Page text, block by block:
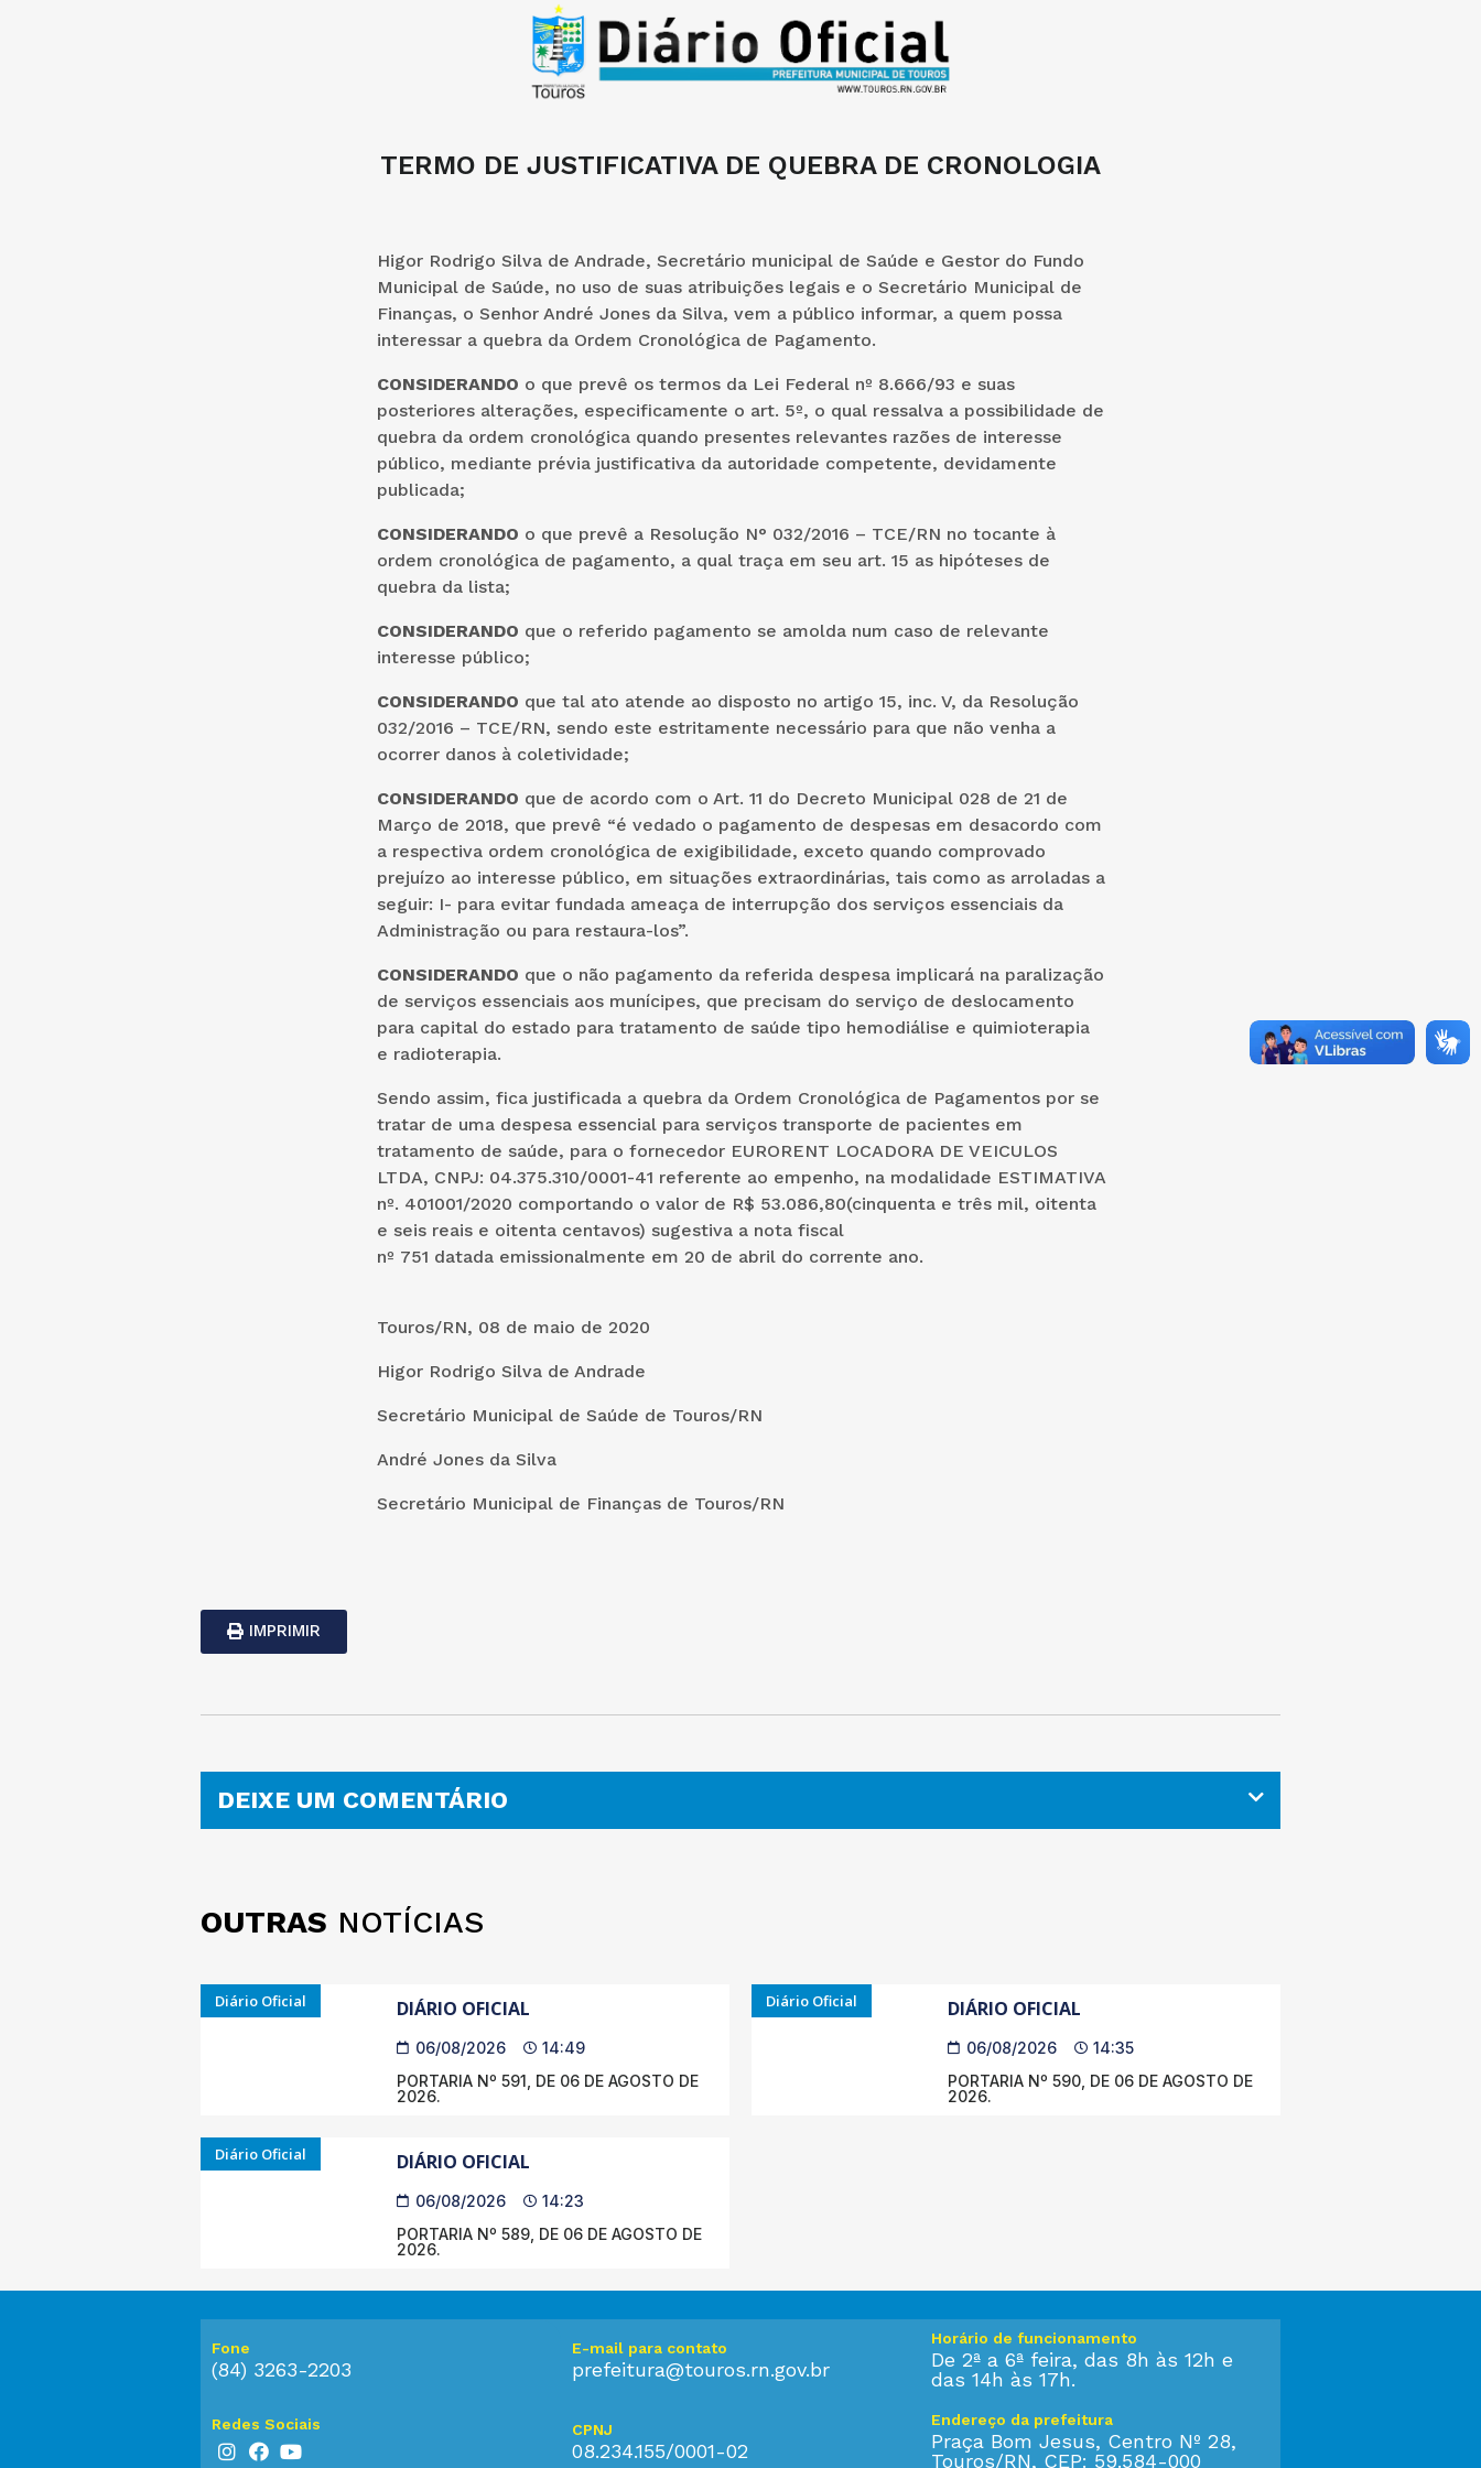
TERMO DE JUSTIFICATIVA DE QUEBRA DE CRONOLOGIA
Higor Rodrigo Silva de Andrade, Secretário municipal de Saúde e Gestor do Fundo
Municipal de Saúde, no uso de suas atribuições legais e o Secretário Municipal de
Finanças, o Senhor André Jones da Silva, vem a público informar, a quem possa
interessar a quebra da Ordem Cronológica de Pagamento.
CONSIDERANDO o que prevê os termos da Lei Federal nº 8.666/93 e suas
posteriores alterações, especificamente o art. 5º, o qual ressalva a possibilidade de
quebra da ordem cronológica quando presentes relevantes razões de interesse
público, mediante prévia justificativa da autoridade competente, devidamente
publicada;
CONSIDERANDO o que prevê a Resolução N° 032/2016 – TCE/RN no tocante à
ordem cronológica de pagamento, a qual traça em seu art. 15 as hipóteses de
quebra da lista;
CONSIDERANDO que o referido pagamento se amolda num caso de relevante
interesse público;
CONSIDERANDO que tal ato atende ao disposto no artigo 15, inc. V, da Resolução
032/2016 – TCE/RN, sendo este estritamente necessário para que não venha a
ocorrer danos à coletividade;
CONSIDERANDO que de acordo com o Art. 11 do Decreto Municipal 028 de 21 de
Março de 2018, que prevê “é vedado o pagamento de despesas em desacordo com
a respectiva ordem cronológica de exigibilidade, exceto quando comprovado
prejuízo ao interesse público, em situações extraordinárias, tais como as arroladas a
seguir: I- para evitar fundada ameaça de interrupção dos serviços essenciais da
Administração ou para restaura-los”.
CONSIDERANDO que o não pagamento da referida despesa implicará na paralização
de serviços essenciais aos munícipes, que precisam do serviço de deslocamento
para capital do estado para tratamento de saúde tipo hemodiálise e quimioterapia
e radioterapia.
Sendo assim, fica justificada a quebra da Ordem Cronológica de Pagamentos por se
tratar de uma despesa essencial para serviços transporte de pacientes em
tratamento de saúde, para o fornecedor EURORENT LOCADORA DE VEICULOS
LTDA, CNPJ: 04.375.310/0001-41 referente ao empenho, na modalidade ESTIMATIVA
nº. 401001/2020 comportando o valor de R$ 53.086,80(cinquenta e três mil, oitenta
e seis reais e oitenta centavos) sugestiva a nota fiscal
nº 751 datada emissionalmente em 20 de abril do corrente ano.
Touros/RN, 08 de maio de 2020
Higor Rodrigo Silva de Andrade
Secretário Municipal de Saúde de Touros/RN
André Jones da Silva
Secretário Municipal de Finanças de Touros/RN
IMPRIMIR
DEIXE UM COMENTÁRIO
OUTRAS NOTÍCIAS
Diário Oficial DIÁRIO OFICIAL
06/08/2026
14:49
PORTARIA Nº 591, DE 06 DE AGOSTO DE
2026.
Diário Oficial DIÁRIO OFICIAL
06/08/2026
14:35
PORTARIA Nº 590, DE 06 DE AGOSTO DE
2026.
Diário Oficial DIÁRIO OFICIAL
06/08/2026
14:23
PORTARIA Nº 589, DE 06 DE AGOSTO DE
2026.
Fone
(84) 3263-2203
E-mail para contato
prefeitura@touros.rn.gov.br
Horário de funcionamento
De 2ª a 6ª feira, das 8h às 12h e
das 14h às 17h.
Redes Sociais CPNJ
08.234.155/0001-02
Endereço da prefeitura
Praça Bom Jesus, Centro Nº 28,
Touros/RN, CEP: 59.584-000